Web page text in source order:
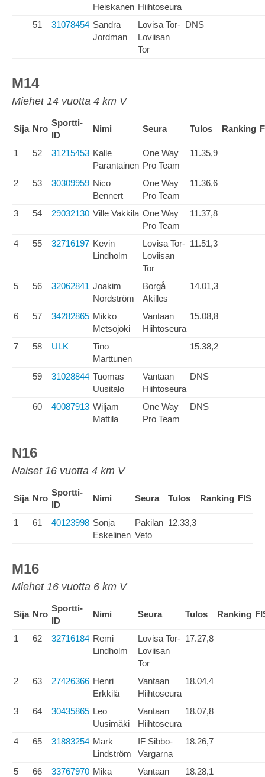
Heiskanen Hiihtoseura
51 31078454 Sandra
Jordman
Lovisa Tor-
Loviisan
Tor
DNS
M14
Miehet 14 vuotta 4 km V
Sija Nro
Sportti-
ID
Nimi Seura Tulos Ranking
1 52 31215453 Kalle
Parantainen
One Way
Pro Team
11.35,9
2 53 30309959 Nico
Bennert
One Way
Pro Team
11.36,6
3 54 29032130 Ville Vakkila One Way
Pro Team
11.37,8
4 55 32716197 Kevin
Lindholm
Lovisa Tor-
Loviisan
Tor
11.51,3
5 56 32062841 Joakim
Nordström
Borgå
Akilles
14.01,3
6 57 34282865 Mikko
Metsojoki
Vantaan
Hiihtoseura
15.08,8
7 58 ULK
Tino
Marttunen
15.38,2
59 31028844 Tuomas
Uusitalo
Vantaan
Hiihtoseura
DNS
60 40087913 Wiljam
Mattila
One Way
Pro Team
DNS
N16
Naiset 16 vuotta 4 km V
Sija Nro
Sportti-
ID
Nimi Seura Tulos Ranking FIS
1 61 40123998 Sonja
Eskelinen
Pakilan
Veto
12.33,3
M16
Miehet 16 vuotta 6 km V
Sija Nro
Sportti-
ID
Nimi Seura Tulos Ranking
1 62 32716184 Remi
Lindholm
Lovisa Tor-
Loviisan
Tor
17.27,8
2 63 27426366 Henri
Erkkilä
Vantaan
Hiihtoseura
18.04,4
3 64 30435865 Leo
Uusimäki
Vantaan
Hiihtoseura
18.07,8
4 65 31883254 Mark
Lindström
IF Sibbo-
Vargarna
18.26,7
5 66 33767970 Mika Vantaan 18.28,1